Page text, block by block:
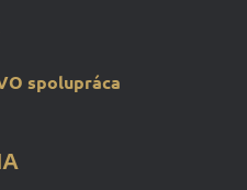
spolupráca